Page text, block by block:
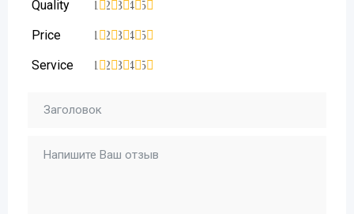
Quality 5
4
3
2
1
Price 5
4
3
2
1
Service 5
4
3
2
1